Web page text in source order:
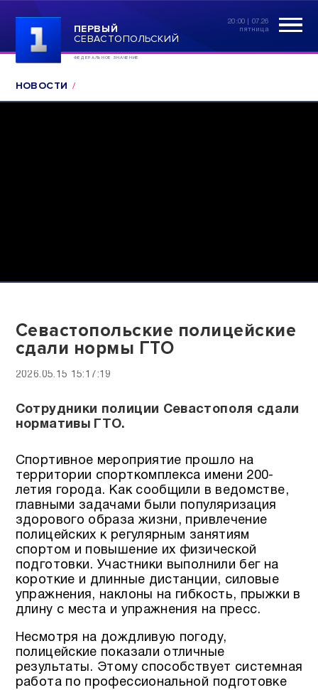
ПЕРВЫЙ
СЕВАСТОПОЛЬСКИЙ
ФЕДЕРАЛЬНОЕ ЗНАЧЕНИЕ
20:00 | 07.26
пятница
НОВОСТИ
Севастопольские полицейские
сдали нормы ГТО
2026.05.15 15:17:19
Сотрудники полиции Севастополя сдали
нормативы ГТО.
Спортивное мероприятие прошло на
территории спорткомплекса имени 200-
летия города. Как сообщили в ведомстве,
главными задачами были популяризация
здорового образа жизни, привлечение
полицейских к регулярным занятиям
спортом и повышение их физической
подготовки. Участники выполнили бег на
короткие и длинные дистанции, силовые
упражнения, наклоны на гибкость, прыжки в
длину с места и упражнения на пресс.
Несмотря на дождливую погоду,
полицейские показали отличные
результаты. Этому способствует системная
работа по профессиональной подготовке